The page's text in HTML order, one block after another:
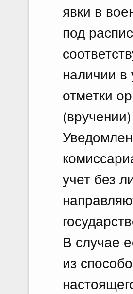
явки в
под
наличии в
отметки
учет без
В случае
из